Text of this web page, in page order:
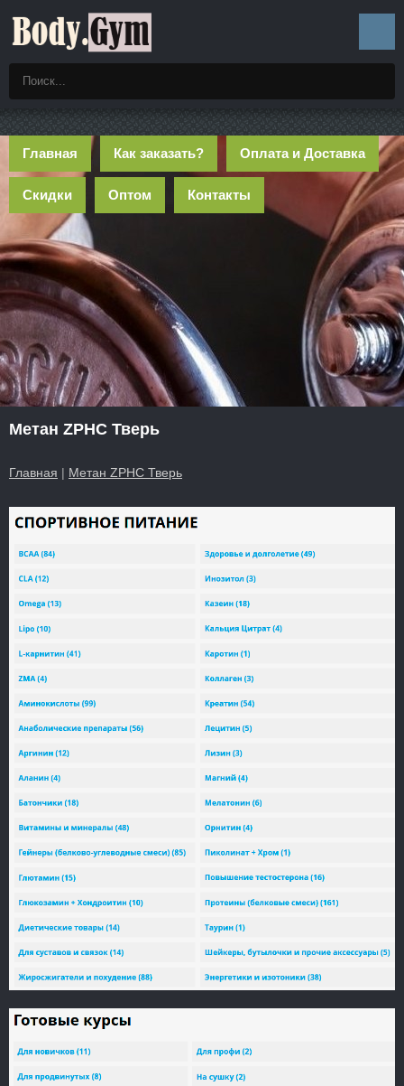
Главная Как заказать? Оплата и Доставка
Скидки Оптом Контакты
Метан ZPHC Тверь
Главная | Метан ZPHC Тверь